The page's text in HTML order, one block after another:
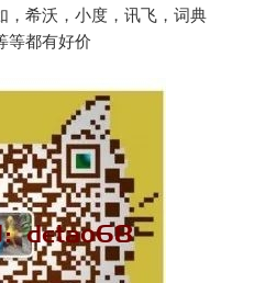
，希沃，小度，讯飞，词典
等都有好价